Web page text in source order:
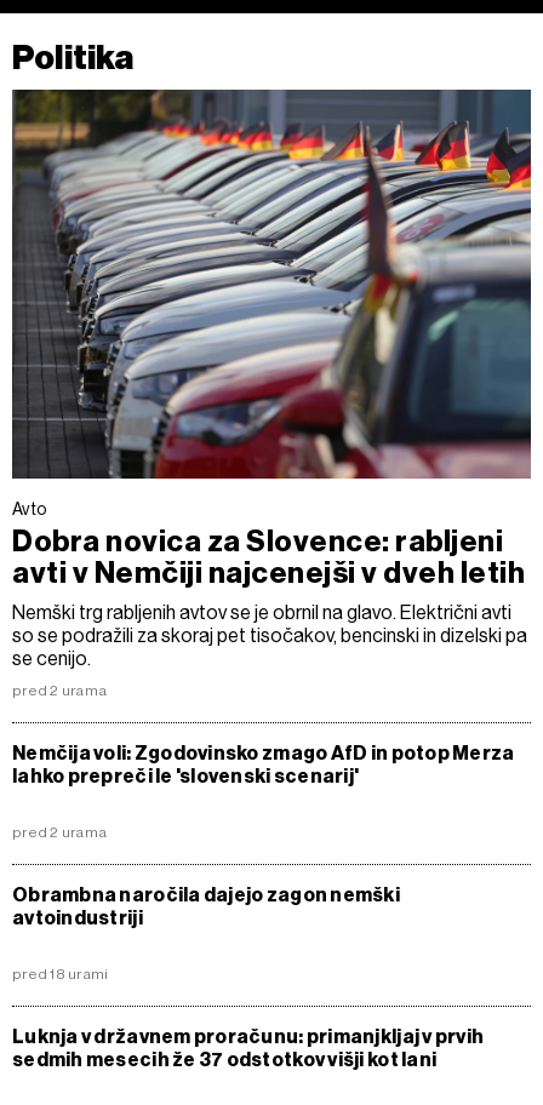
Politika
Avto
Dobra novica za Slovence: rabljeni
avti v Nemčiji najcenejši v dveh letih
Nemški trg rabljenih avtov se je obrnil na glavo. Električni avti
so se podražili za skoraj pet tisočakov, bencinski in dizelski pa
se cenijo.
pred 2 urama
Nemčija voli: Zgodovinsko zmago AfD in potop Merza
lahko prepreči le 'slovenski scenarij'
pred 2 urama
Obrambna naročila dajejo zagon nemški
avtoindustriji
pred 18 urami
Luknja v državnem proračunu: primanjkljaj v prvih
sedmih mesecih že 37 odstotkov višji kot lani